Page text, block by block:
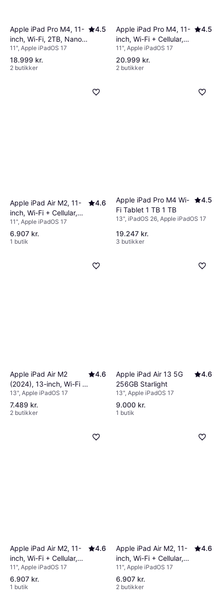
Apple iPad Pro M4, 11-
inch, Wi-Fi, 2TB, Nano-
texture Glass
4.5
11", Apple iPadOS 17
18.999 kr.
2 butikker
Apple iPad Pro M4, 11-
inch, Wi-Fi + Cellular,
2TB, Nano-Texture
Glass
4.5
11", Apple iPadOS 17
20.999 kr.
2 butikker
Apple iPad Air M2, 11-
inch, Wi-Fi + Cellular,
128GB Starlight
4.6
11", Apple iPadOS 17
6.907 kr.
1 butik
Apple iPad Pro M4 Wi-
Fi Tablet 1 TB 1 TB
4.5
13", iPadOS 26, Apple iPadOS 17
19.247 kr.
3 butikker
Apple iPad Air M2
(2024), 13-inch, Wi-Fi +
Cellular, 128GB
4.6
13", Apple iPadOS 17
7.489 kr.
2 butikker
Apple iPad Air 13 5G
256GB Starlight
4.6
13", Apple iPadOS 17
9.000 kr.
1 butik
Apple iPad Air M2, 11-
inch, Wi-Fi + Cellular,
128GB Space Grey
4.6
11", Apple iPadOS 17
6.907 kr.
1 butik
Apple iPad Air M2, 11-
inch, Wi-Fi + Cellular,
128GB Blue
4.6
11", Apple iPadOS 17
6.907 kr.
2 butikker